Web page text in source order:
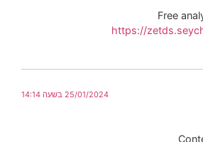
Free
https://
25/01/2024 בשעה 14:14